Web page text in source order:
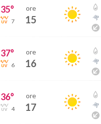
35°
7
ore
15
37°
6
ore
16
36°
4
ore
17